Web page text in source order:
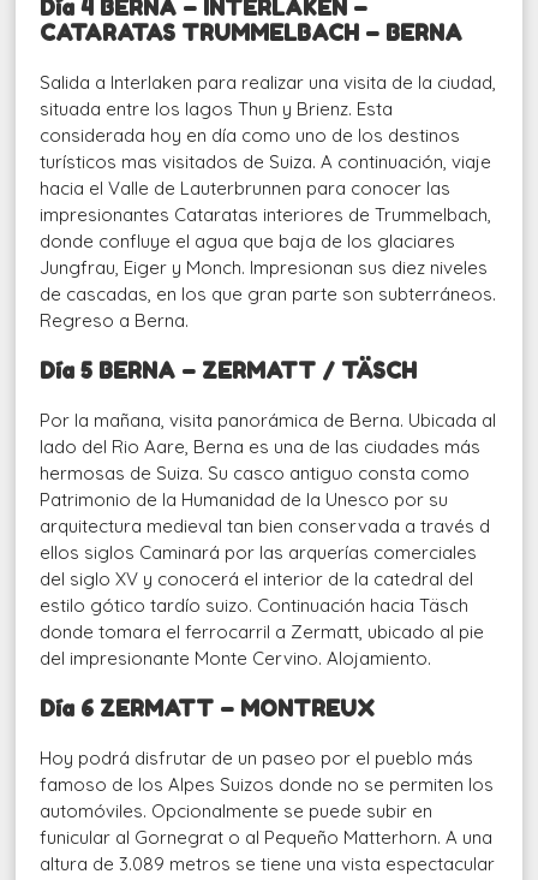
Día 4 BERNA – INTERLAKEN –
CATARATAS TRUMMELBACH – BERNA
Salida a Interlaken para realizar una visita de la ciudad,
situada entre los lagos Thun y Brienz. Esta
considerada hoy en día como uno de los destinos
turísticos mas visitados de Suiza. A continuación, viaje
hacia el Valle de Lauterbrunnen para conocer las
impresionantes Cataratas interiores de Trummelbach,
donde confluye el agua que baja de los glaciares
Jungfrau, Eiger y Monch. Impresionan sus diez niveles
de cascadas, en los que gran parte son subterráneos.
Regreso a Berna.
Día 5 BERNA – ZERMATT / TÄSCH
Por la mañana, visita panorámica de Berna. Ubicada al
lado del Rio Aare, Berna es una de las ciudades más
hermosas de Suiza. Su casco antiguo consta como
Patrimonio de la Humanidad de la Unesco por su
arquitectura medieval tan bien conservada a través d
ellos siglos Caminará por las arquerías comerciales
del siglo XV y conocerá el interior de la catedral del
estilo gótico tardío suizo. Continuación hacia Täsch
donde tomara el ferrocarril a Zermatt, ubicado al pie
del impresionante Monte Cervino. Alojamiento.
Día 6 ZERMATT – MONTREUX
Hoy podrá disfrutar de un paseo por el pueblo más
famoso de los Alpes Suizos donde no se permiten los
automóviles. Opcionalmente se puede subir en
funicular al Gornegrat o al Pequeño Matterhorn. A una
altura de 3.089 metros se tiene una vista espectacular